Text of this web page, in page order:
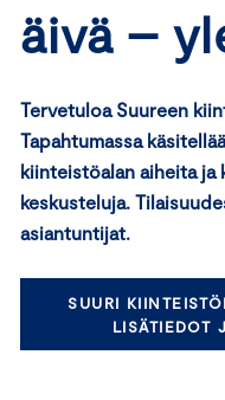
äivä –
Tervetuloa Suureen
Tapahtumassa
kiinteistöalan aiheita ja
keskusteluja.
asiantuntijat.
SUURI
LISÄTIEDOT